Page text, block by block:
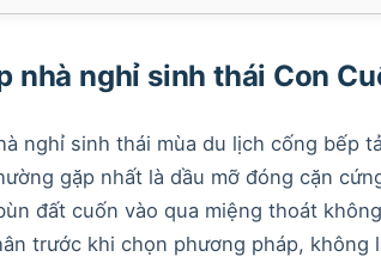
nhà nghỉ sinh thái Con
nghỉ sinh thái mùa du lịch cống bếp
gặp nhất là dầu mỡ đóng cặn
đất cuốn vào qua miệng thoát
trước khi chọn phương pháp, không